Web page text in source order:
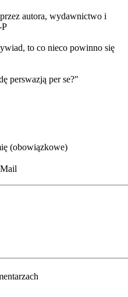
autora, wydawnictwo i
to co nieco powinno się
perswazją per se?"
(obowiązkowe)